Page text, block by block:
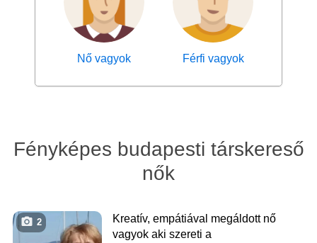
Nő vagyok Férfi vagyok
Fényképes budapesti társkereső
nők
2
Kreatív, empátiával megáldott nő
vagyok aki szereti a